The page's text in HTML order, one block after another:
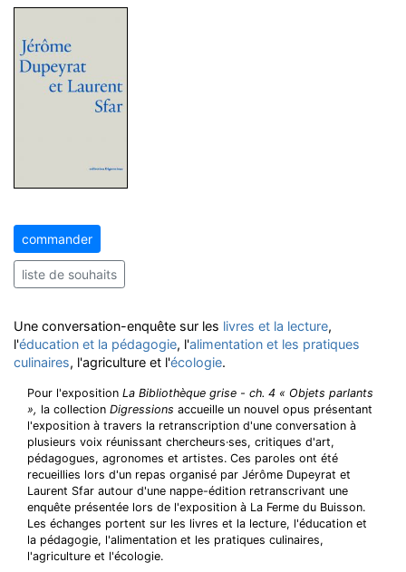
commander
liste de souhaits
Une conversation-enquête sur les livres et la lecture,
l'éducation et la pédagogie, l'alimentation et les pratiques
culinaires, l'agriculture et l'écologie.
Pour l'exposition La Bibliothèque grise - ch. 4 « Objets parlants
», la collection Digressions accueille un nouvel opus présentant
l'exposition à travers la retranscription d'une conversation à
plusieurs voix réunissant chercheurs·ses, critiques d'art,
pédagogues, agronomes et artistes. Ces paroles ont été
recueillies lors d'un repas organisé par Jérôme Dupeyrat et
Laurent Sfar autour d'une nappe-édition retranscrivant une
enquête présentée lors de l'exposition à La Ferme du Buisson.
Les échanges portent sur les livres et la lecture, l'éducation et
la pédagogie, l'alimentation et les pratiques culinaires,
l'agriculture et l'écologie.